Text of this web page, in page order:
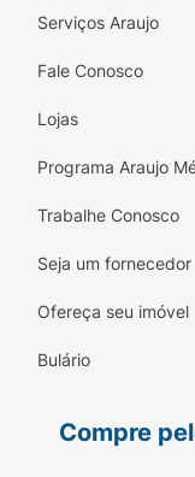
Serviços Araujo
Fale Conosco
Lojas
Programa Araujo
Trabalhe Conosco
Seja um fornecedor
Ofereça seu imóvel
Bulário
Compre